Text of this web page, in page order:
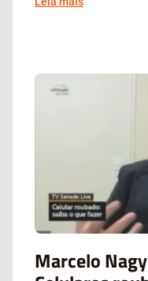
Marcelo